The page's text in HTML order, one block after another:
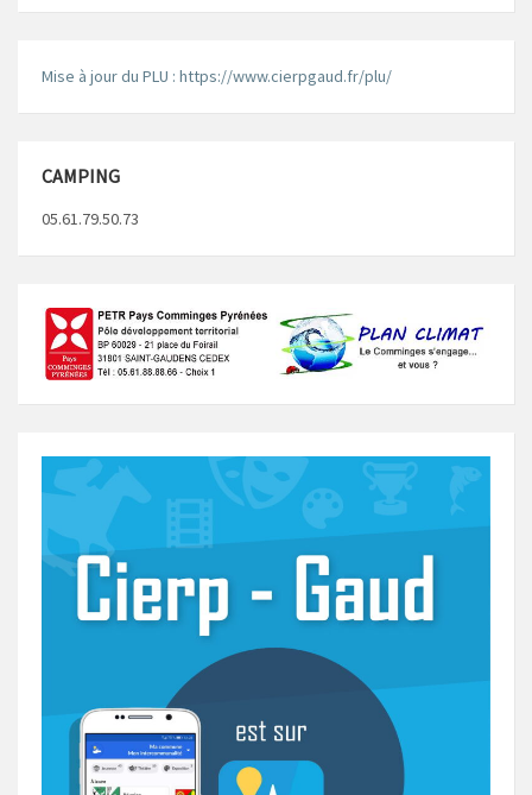
Mise à jour du PLU : https://www.cierpgaud.fr/plu/
CAMPING
05.61.79.50.73